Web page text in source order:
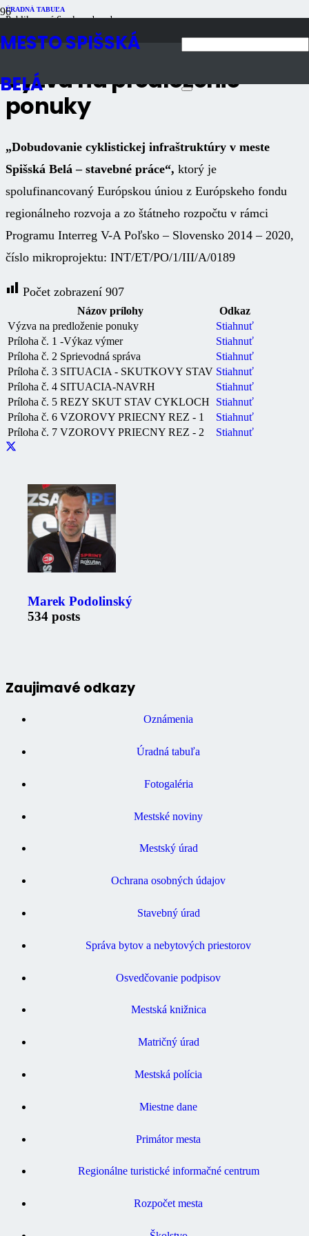
MESTO SPIŠSKÁ
BELÁ
ÚRADNÁ TABUĽA
Publikované6 rokov dozadu
Výzva na predloženie
ponuky
„Dobudovanie cyklistickej infraštruktúry v meste
Spišská Belá – stavebné práce“, ktorý je
spolufinancovaný Európskou úniou z Európskeho fondu
regionálneho rozvoja a zo štátneho rozpočtu v rámci
Programu Interreg V-A Poľsko – Slovensko 2014 – 2020,
číslo mikroprojektu: INT/ET/PO/1/III/A/0189
Počet zobrazení 907
Názov prílohy
Odkaz
Výzva na predloženie ponuky
Stiahnuť
Príloha č. 1 -Výkaz výmer
Stiahnuť
Príloha č. 2 Sprievodná správa
Stiahnuť
Príloha č. 3 SITUACIA - SKUTKOVY STAV Stiahnuť
Príloha č. 4 SITUACIA-NAVRH
Stiahnuť
Príloha č. 5 REZY SKUT STAV CYKLOCH
Stiahnuť
Príloha č. 6 VZOROVY PRIECNY REZ - 1
Stiahnuť
Príloha č. 7 VZOROVY PRIECNY REZ - 2
Stiahnuť
Marek Podolinský
534 posts
Zaujimavé odkazy
Oznámenia
Úradná tabuľa
Fotogaléria
Mestské noviny
Mestský úrad
Ochrana osobných údajov
Stavebný úrad
Správa bytov a nebytových priestorov
Osvedčovanie podpisov
Mestská knižnica
Matričný úrad
Mestská polícia
Miestne dane
Primátor mesta
Regionálne turistické informačné centrum
Rozpočet mesta